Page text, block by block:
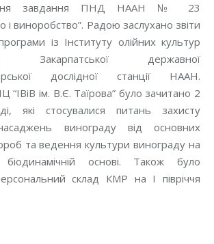
завдання ПНД НААН № 23
і виноробство”. Радою заслухано звіти
із Інституту олійних культур
державної
дослідної станції НААН.
ім. В.Є. Таїрова” було зачитано 2
які стосувалися питань захисту
винограду від основних
та ведення культури винограду на
біодинамічній основі. Також було
склад КМР на І півріччя